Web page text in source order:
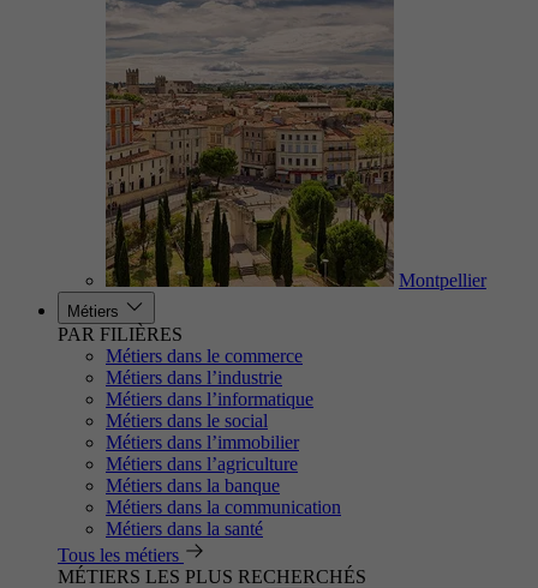
Montpellier
Métiers
PAR FILIÈRES
Métiers dans le commerce
Métiers dans l’industrie
Métiers dans l’informatique
Métiers dans le social
Métiers dans l’immobilier
Métiers dans l’agriculture
Métiers dans la banque
Métiers dans la communication
Métiers dans la santé
Tous les métiers
MÉTIERS LES PLUS RECHERCHÉS